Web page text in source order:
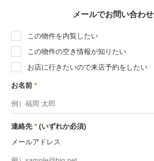
メールでお問い合わせ
この物件を内覧したい
この物件の空き情報が知りたい
お店に行きたいので来店予約をしたい
お名前*
連絡先* (いずれか必須)
メールアドレス